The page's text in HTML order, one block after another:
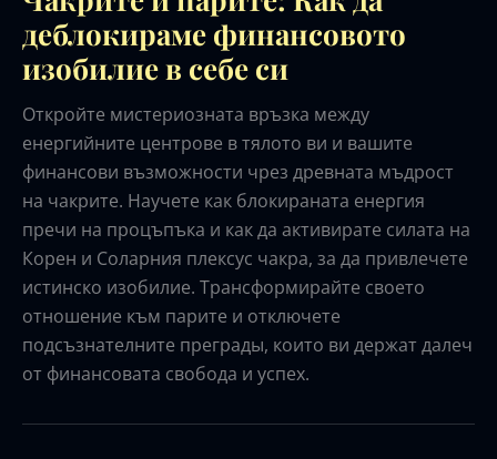
деблокираме финансовото
изобилие в себе си
Откройте мистериозната връзка между
енергийните центрове в тялото ви и вашите
финансови възможности чрез древната мъдрост
на чакрите. Научете как блокираната енергия
пречи на процъпъка и как да активирате силата на
Корен и Соларния плексус чакра, за да привлечете
истинско изобилие. Трансформирайте своето
отношение към парите и отключете
подсъзнателните преграды, които ви держат далеч
от финансовата свобода и успех.